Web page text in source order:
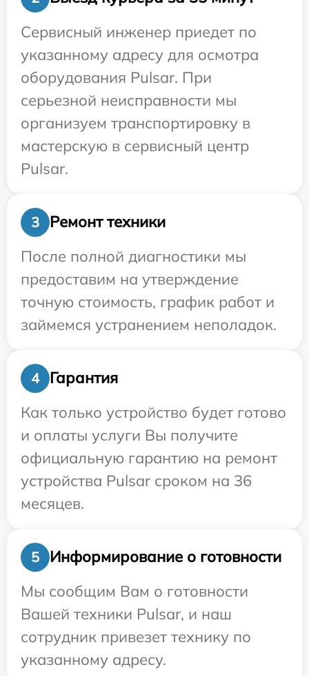
Сервисный инженер приедет по
указанному адресу для осмотра
оборудования Pulsar. При
серьезной неисправности мы
организуем транспортировку в
мастерскую в сервисный центр
Pulsar.
3
Ремонт техники
После полной диагностики мы
предоставим на утверждение
точную стоимость, график работ и
займемся устранением неполадок.
4
Гарантия
Как только устройство будет готово
и оплаты услуги Вы получите
официальную гарантию на ремонт
устройства Pulsar сроком на 36
месяцев.
5
Информирование о готовности
Мы сообщим Вам о готовности
Вашей техники Pulsar, и наш
сотрудник привезет технику по
указанному адресу.